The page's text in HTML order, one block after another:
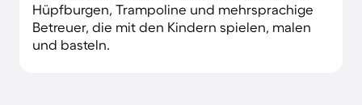
Hüpfburgen, Trampoline und mehrsprachige
Betreuer, die mit den Kindern spielen, malen
und basteln.